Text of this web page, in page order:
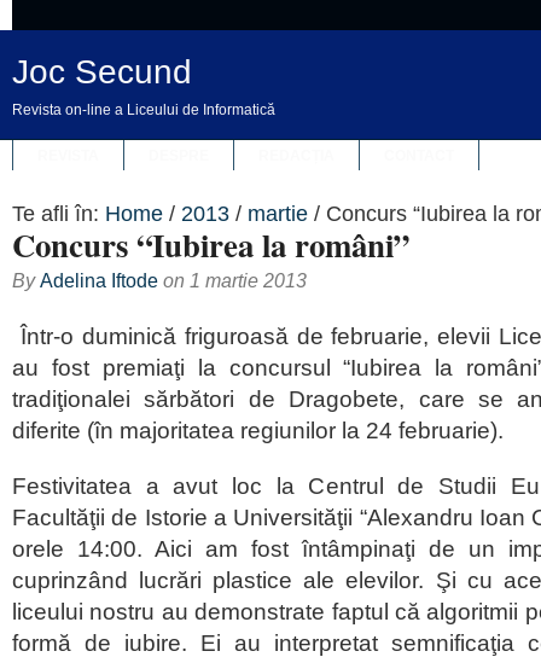
Joc Secund
Revista on-line a Liceului de Informatică
Te afli în: Home / 2013 / martie / Concurs “Iubirea la
Concurs “Iubirea la români”
ByAdelina Iftode on 1 martie 2013
Într-o duminică friguroasă de februarie, elevii
au fost premiaţi la concursul “Iubirea la
tradiţionalei sărbători de Dragobete, care se
diferite (în majoritatea regiunilor la 24 februarie).
Festivitatea a avut loc la Centrul de Studii
Facultăţii de Istorie a Universităţii “Alexandru Ioan
orele 14:00. Aici am fost întâmpinaţi de un
cuprinzând lucrări plastice ale elevilor. Şi cu
liceului nostru au demonstrate faptul că algoritmii
formă de iubire. Ei au interpretat semnificaţia